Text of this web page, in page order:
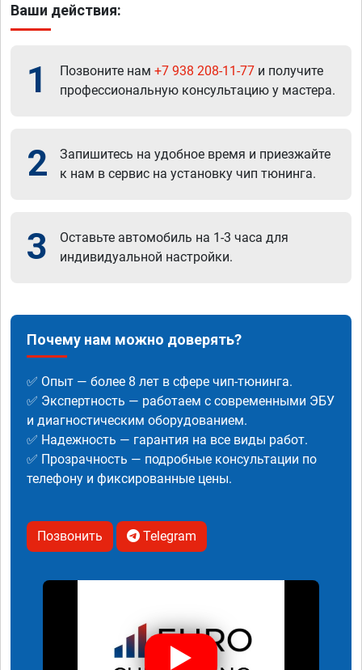
Ваши действия:
1 Позвоните нам +7 938 208-11-77 и получите
профессиональную консультацию у мастера.
2
Запишитесь на удобное время и приезжайте
к нам в сервис на установку чип тюнинга.
3
Оставьте автомобиль на 1-3 часа для
индивидуальной настройки.
Почему нам можно доверять?
✅ Опыт — более 8 лет в сфере чип-тюнинга.
✅ Экспертность — работаем с современными ЭБУ
и диагностическим оборудованием.
✅ Надежность — гарантия на все виды работ.
✅ Прозрачность — подробные консультации по
телефону и фиксированные цены.
Позвонить Telegram